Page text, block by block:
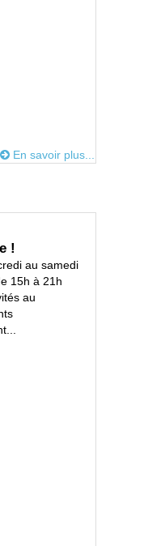
En savoir plus...
!
au samedi
15h à 21h
au